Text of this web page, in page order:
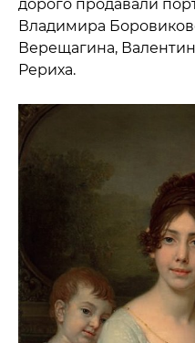
дорого продавали
Владимира
Верещагина,
Рериха.